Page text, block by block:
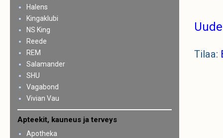
Tilaa:
Halens
Kingaklubi
NS King
Reede
REM
Salamander
SHU
Vagabond
Vivian Vau
Apteekit, kauneus ja terveys
Apotheka